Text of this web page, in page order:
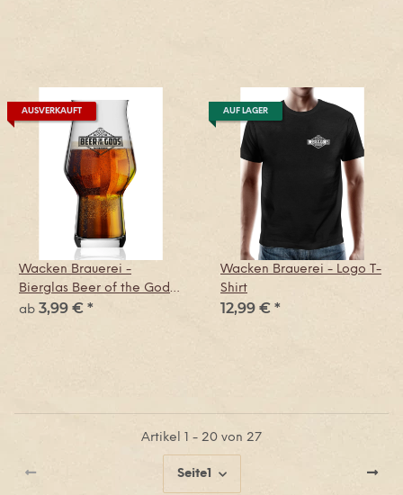
AUSVERKAUFT
Wacken Brauerei -
Bierglas Beer of the Gods,
Craftmaster One, 100 ml
ab 3,99 € *
AUF LAGER
Wacken Brauerei - Logo T-
Shirt
12,99 € *
Artikel 1 - 20 von 27
Seite1